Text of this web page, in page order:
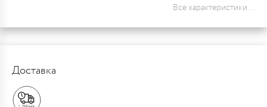
Все характеристики...
Доставка